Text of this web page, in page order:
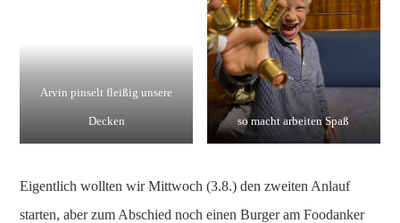
Arvin pinselt fleißig unsere
Decken so macht arbeiten Spaß
Eigentlich wollten wir Mittwoch (3.8.) den zweiten Anlauf
starten, aber zum Abschied noch einen Burger am Foodanker